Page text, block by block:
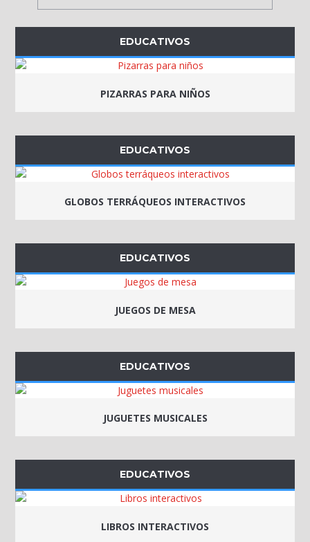
EDUCATIVOS
PIZARRAS PARA NIÑOS
EDUCATIVOS
GLOBOS TERRÁQUEOS INTERACTIVOS
EDUCATIVOS
JUEGOS DE MESA
EDUCATIVOS
JUGUETES MUSICALES
EDUCATIVOS
LIBROS INTERACTIVOS